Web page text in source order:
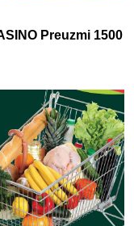
Preuzmi 1500